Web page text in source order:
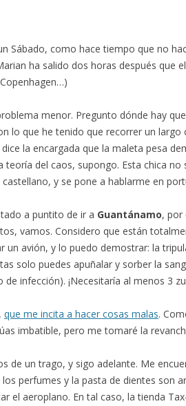
Sábado, como hace tiempo que no
ha salido dos horas después que
menor. Pregunto dónde hay
lo que he tenido que recorrer un largo
la encargada que la maleta pesa
teoría del caos, supongo. Esta chica no
y se pone a hablarme en
a puntito de ir a Guantánamo, por
vamos. Considero que están
un avión, y lo puedo demostrar: la
solo puedes apuñalar y sorber la
de infección). ¡Necesitaría al menos 3
que me incita a hacer cosas malas.
imbatible, pero me tomaré la
de un trago, y sigo adelante. Me
perfumes y la pasta de dientes son
el aeroplano. En tal caso, la tienda